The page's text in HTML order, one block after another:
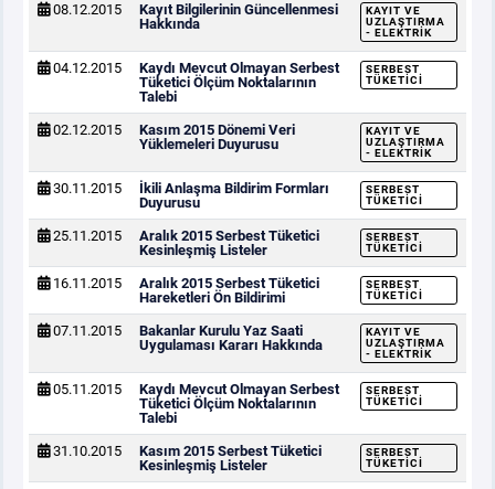
08.12.2015
Kayıt Bilgilerinin Güncellenmesi
Hakkında
KAYIT VE
UZLAŞTIRMA
- ELEKTRIK
04.12.2015
Kaydı Mevcut Olmayan Serbest
Tüketici Ölçüm Noktalarının
Talebi
SERBEST
TÜKETICI
02.12.2015
Kasım 2015 Dönemi Veri
Yüklemeleri Duyurusu
KAYIT VE
UZLAŞTIRMA
- ELEKTRIK
30.11.2015
İkili Anlaşma Bildirim Formları
Duyurusu
SERBEST
TÜKETICI
25.11.2015
Aralık 2015 Serbest Tüketici
Kesinleşmiş Listeler
SERBEST
TÜKETICI
16.11.2015
Aralık 2015 Serbest Tüketici
Hareketleri Ön Bildirimi
SERBEST
TÜKETICI
07.11.2015
Bakanlar Kurulu Yaz Saati
Uygulaması Kararı Hakkında
KAYIT VE
UZLAŞTIRMA
- ELEKTRIK
05.11.2015
Kaydı Mevcut Olmayan Serbest
Tüketici Ölçüm Noktalarının
Talebi
SERBEST
TÜKETICI
31.10.2015
Kasım 2015 Serbest Tüketici
Kesinleşmiş Listeler
SERBEST
TÜKETICI